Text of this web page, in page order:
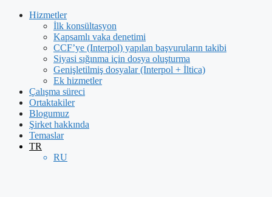
İçeriğeHizmetler
İlk konsültasyon
Kapsamlı vaka denetimi
CCF’ye (Interpol) yapılan başvuruların takibi
Siyasi sığınma için dosya oluşturma
Genişletilmiş dosyalar (Interpol + İltica)
Ek hizmetler
Çalışma süreci
Ortaktakiler
Blogumuz
Şirket hakkında
Temaslar
TR
RU